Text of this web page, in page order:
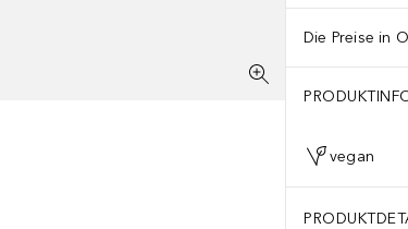
Die Preise in
vegan